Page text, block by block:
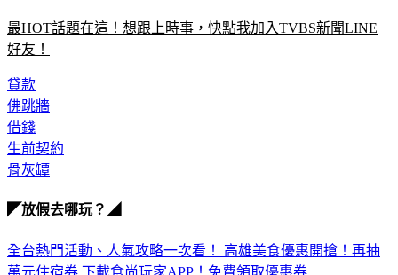
最HOT話題在這！想跟上時事，快點我加入TVBS新聞LINE
貸款
佛跳牆
借錢
生前契約
全台熱門活動、人氣攻略一次看！高雄美食優惠開搶！再抽